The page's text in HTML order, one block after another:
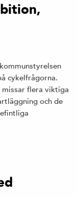
cykelfrågorna.
missar flera viktiga
och de